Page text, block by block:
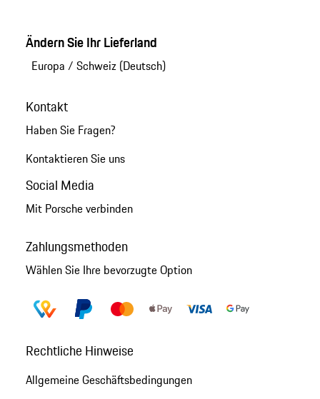
Ändern Sie Ihr Lieferland
Europa / Schweiz (Deutsch)
Kontakt
Haben Sie Fragen?
Kontaktieren Sie uns
Social Media
Mit Porsche verbinden
Zahlungsmethoden
Wählen Sie Ihre bevorzugte Option
Rechtliche Hinweise
Allgemeine Geschäftsbedingungen